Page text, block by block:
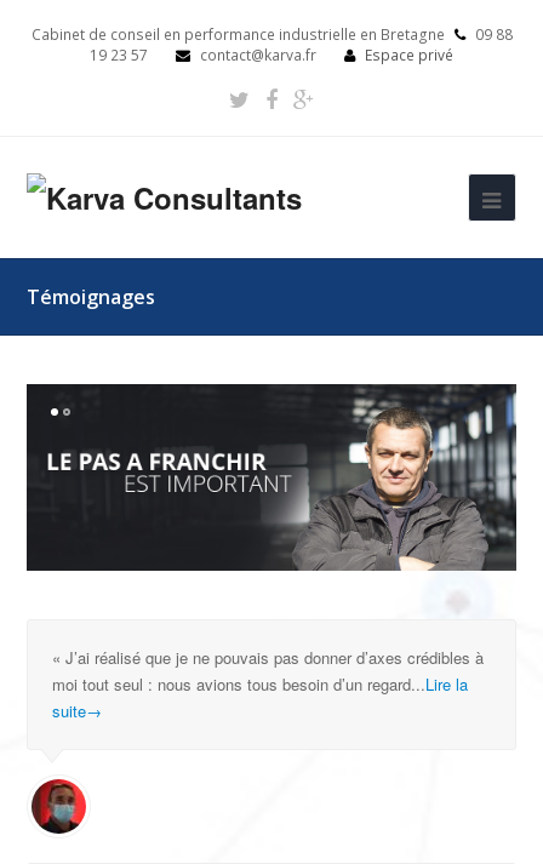
Cabinet de conseil en performance industrielle en Bretagne
09 88
19 23 57
contact@karva.fr Espace privé
Témoignages
« J’ai réalisé que je ne pouvais pas donner d’axes crédibles à
moi tout seul : nous avions tous besoin d’un regard...Lire la
suite→